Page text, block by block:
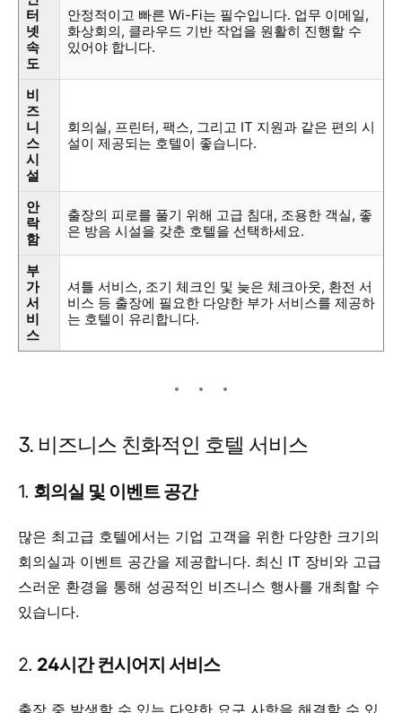
터
넷
속
도
안정적이고 빠른 Wi-Fi는 필수입니다. 업무 이메일,
화상회의, 클라우드 기반 작업을 원활히 진행할 수
있어야 합니다.
비
즈
니
스
시
설
회의실, 프린터, 팩스, 그리고 IT 지원과 같은 편의 시
설이 제공되는 호텔이 좋습니다.
안
락
함
출장의 피로를 풀기 위해 고급 침대, 조용한 객실, 좋
은 방음 시설을 갖춘 호텔을 선택하세요.
부
가
서
비
스
셔틀 서비스, 조기 체크인 및 늦은 체크아웃, 환전 서
비스 등 출장에 필요한 다양한 부가 서비스를 제공하
는 호텔이 유리합니다.
3. 비즈니스 친화적인 호텔 서비스
1. 회의실 및 이벤트 공간
많은 최고급 호텔에서는 기업 고객을 위한 다양한 크기의
회의실과 이벤트 공간을 제공합니다. 최신 IT 장비와 고급
스러운 환경을 통해 성공적인 비즈니스 행사를 개최할 수
있습니다.
2. 24시간 컨시어지 서비스